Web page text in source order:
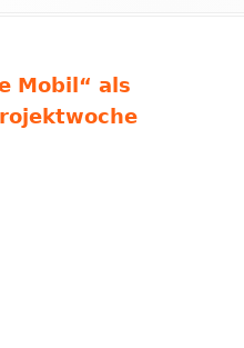
Mobil“ als